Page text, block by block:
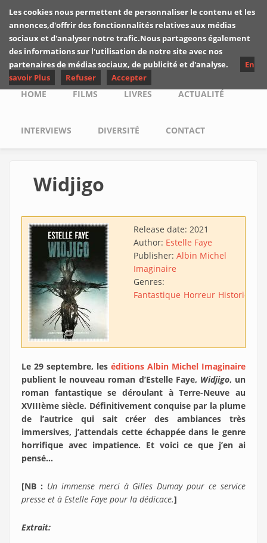
Skip to main content
Les critiques de
Yuyine
Main menu
HOME FILMS LIVRES ACTUALITÉ
INTERVIEWS DIVERSITÉ CONTACT
Widjigo
Release date: 2021
Author: Estelle Faye
Publisher: Albin Michel
Imaginaire
Genres:
Fantastique Horreur Historique
Le 29 septembre, les éditions Albin Michel Imaginaire
publient le nouveau roman d’Estelle Faye, Widjigo, un
roman fantastique se déroulant à Terre-Neuve au
XVIIIème siècle. Définitivement conquise par la plume
de l’autrice qui sait créer des ambiances très
immersives, j’attendais cette échappée dans le genre
horrifique avec impatience. Et voici ce que j’en ai
pensé…
[NB : Un immense merci à Gilles Dumay pour ce service
presse et à Estelle Faye pour la dédicace.]
Extrait:
Les cookies nous permettent de personnaliser le contenu et les
annonces,d'offrir des fonctionnalités relatives aux médias
sociaux et d'analyser notre trafic.Nous partageons également
des informations sur l'utilisation de notre site avec nos
partenaires de médias sociaux, de publicité et d'analyse.
En
savoir Plus
Refuser Accepter